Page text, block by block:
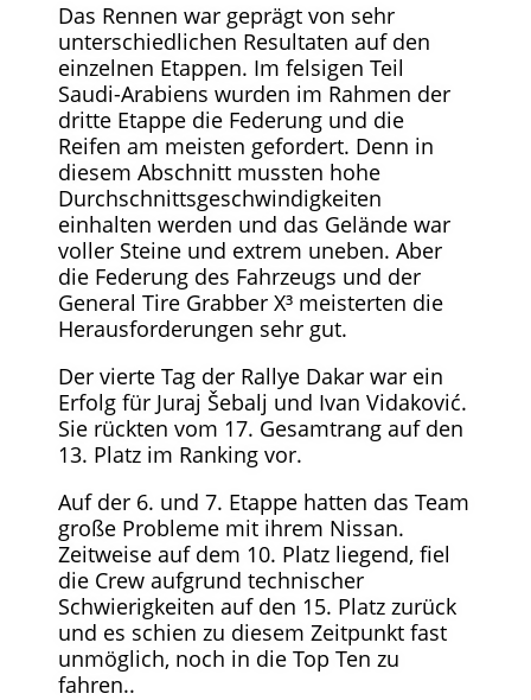
Das Rennen war geprägt von sehr
unterschiedlichen Resultaten auf den
einzelnen Etappen. Im felsigen Teil
Saudi-Arabiens wurden im Rahmen der
dritte Etappe die Federung und die
Reifen am meisten gefordert. Denn in
diesem Abschnitt mussten hohe
Durchschnittsgeschwindigkeiten
einhalten werden und das Gelände war
voller Steine ​​und extrem uneben. Aber
die Federung des Fahrzeugs und der
General Tire Grabber X³ meisterten die
Herausforderungen sehr gut.
Der vierte Tag der Rallye Dakar war ein
Erfolg für Juraj Šebalj und Ivan Vidaković.
Sie rückten vom 17. Gesamtrang auf den
13. Platz im Ranking vor.
Auf der 6. und 7. Etappe hatten das Team
große Probleme mit ihrem Nissan.
Zeitweise auf dem 10. Platz liegend, fiel
die Crew aufgrund technischer
Schwierigkeiten auf den 15. Platz zurück
und es schien zu diesem Zeitpunkt fast
unmöglich, noch in die Top Ten zu
fahren..